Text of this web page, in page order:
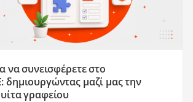
να συνεισφέρετε στο
δημιουργώντας μαζί μας την
γραφείου